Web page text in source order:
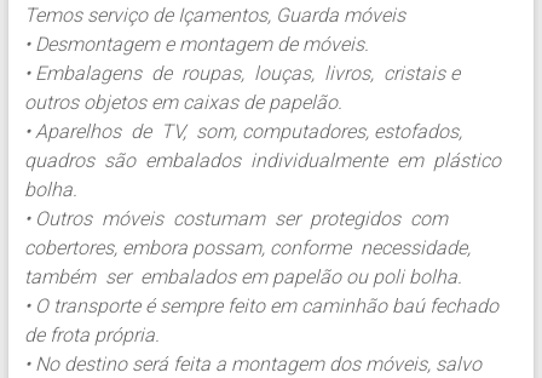
Temos serviço de Içamentos, Guarda móveis
• Desmontagem e montagem de móveis.
• Embalagens de roupas, louças, livros, cristais e
outros objetos em caixas de papelão.
• Aparelhos de TV, som, computadores, estofados,
quadros são embalados individualmente em plástico
bolha.
• Outros móveis costumam ser protegidos com
cobertores, embora possam, conforme necessidade,
também ser embalados em papelão ou poli bolha.
• O transporte é sempre feito em caminhão baú fechado
de frota própria.
• No destino será feita a montagem dos móveis, salvo